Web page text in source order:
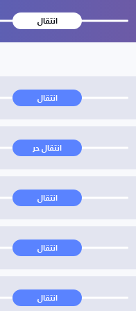
انتقال
انتقال
انتقال حر
انتقال
انتقال
انتقال